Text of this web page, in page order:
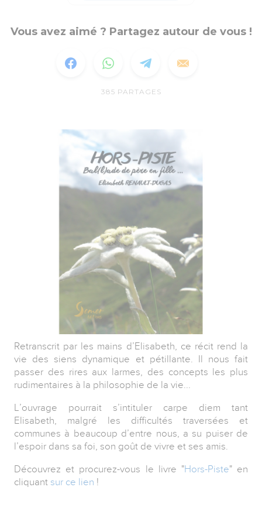
Vous avez aimé ? Partagez autour de vous !
385 PARTAGES
Retranscrit par les mains d’Elisabeth, ce récit rend la
vie des siens dynamique et pétillante. Il nous fait
passer des rires aux larmes, des concepts les plus
rudimentaires à la philosophie de la vie...
L’ouvrage pourrait s’intituler carpe diem tant
Elisabeth, malgré les difficultés traversées et
communes à beaucoup d’entre nous, a su puiser de
l’espoir dans sa foi, son goût de vivre et ses amis.
Découvrez et procurez-vous le livre "Hors-Piste" en
cliquant sur ce lien !